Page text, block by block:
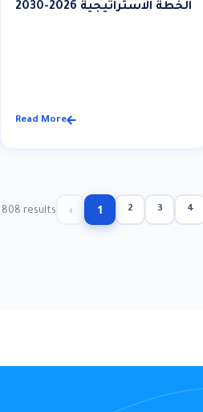
الخُطة الاستراتيجية 2026-2030
Read More
808 results ‹ 1 2 3 4